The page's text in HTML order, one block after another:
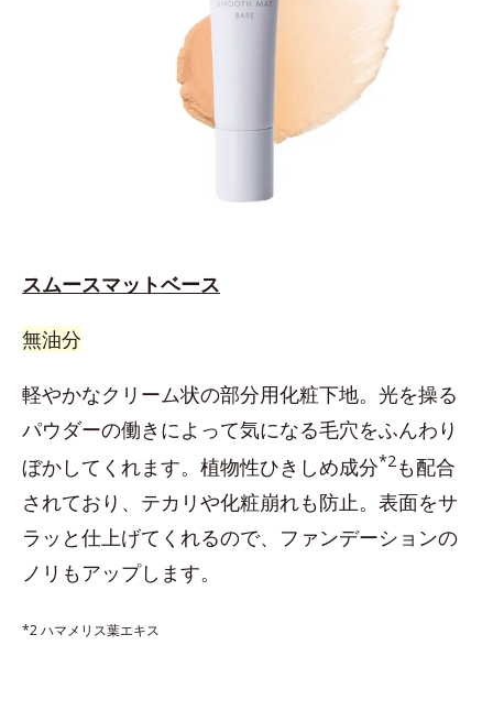
スムースマットベース
無油分
軽やかなクリーム状の部分用化粧下地。光を操る
パウダーの働きによって気になる毛穴をふんわり
ぼかしてくれます。植物性ひきしめ成分*2 も配合
されており、テカリや化粧崩れも防止。表面をサ
ラッと仕上げてくれるので、ファンデーションの
ノリもアップします。
*2 ハマメリス葉エキス